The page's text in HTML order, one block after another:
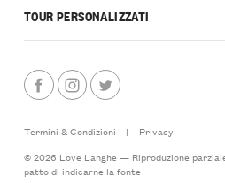
TOUR PERSONALIZZATI
Termini & Condizioni |
Privacy
© 2026 Love Langhe — Riproduzione
patto di indicarne la fonte